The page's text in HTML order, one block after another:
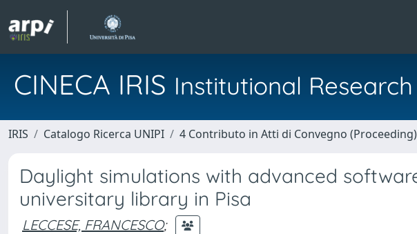
CINECA IRIS Institutional
IRIS Catalogo Ricerca UNIPI 4 Contributo in Atti di Convegno (Proceeding)
Daylight simulations with advanced
universitary library in Pisa
LECCESE, FRANCESCO;